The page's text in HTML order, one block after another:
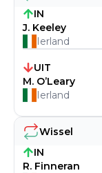
Wissel
IN
R. Finneran
IN
J. Keeley
Ierland
UIT
M. O’Leary
Ierland